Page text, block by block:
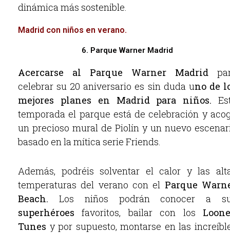
dinámica más sostenible.
Madrid con niños en verano.
6. Parque Warner Madrid
Acercarse al Parque Warner Madrid
celebrar su 20 aniversario es sin duda uno de
mejores planes en Madrid para niños.
temporada el parque está de celebración y
un precioso mural de Piolín y un nuevo
basado en la mítica serie Friends.
Además, podréis solventar el calor y las
temperaturas del verano con el Parque
Beach.
Los niños podrán conocer a
superhéroes favoritos, bailar con los
Tunes y por supuesto, montarse en las